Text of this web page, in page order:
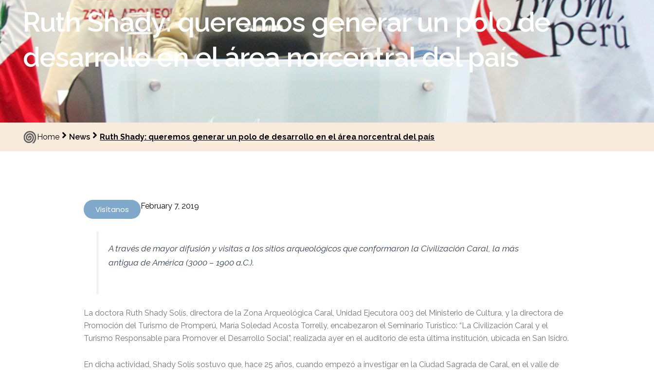
Ruth Shady: queremos generar un polo de
desarrollo en el área norcentral del país
Home News Ruth Shady: queremos generar un polo de desarrollo en el área norcentral del país
Visítanos February 7, 2019
A través de mayor difusión y visitas a los sitios arqueológicos que conformaron la Civilización Caral, la más
antigua de América (3000 – 1900 a.C.).
La doctora Ruth Shady Solís, directora de la Zona Arqueológica Caral, Unidad Ejecutora 003 del Ministerio de Cultura, y la directora de
Promoción del Turismo de Promperú, María Soledad Acosta Torrelly, encabezaron el Seminario Turístico: “La Civilización Caral y el
Turismo Responsable para Promover el Desarrollo Social”, realizada ayer en el auditorio de esta última institución, ubicada en San Isidro.
En dicha actividad, Shady Solís sostuvo que, hace 25 años, cuando empezó a investigar en la Ciudad Sagrada de Caral, en el valle de